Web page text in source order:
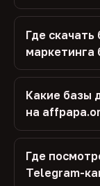
Где
маркетинга
Какие базы
на
Где
Telegram-